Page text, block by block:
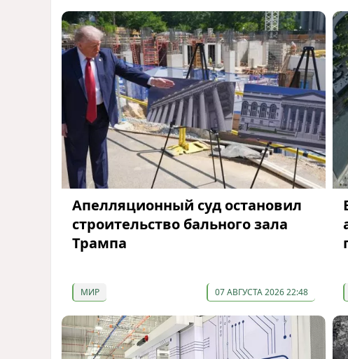
Апелляционный суд остановил
строительство бального зала
Трампа
МИР 07 АВГУСТА 2026 22:48